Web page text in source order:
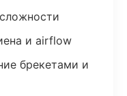
и airflow
брекетами и